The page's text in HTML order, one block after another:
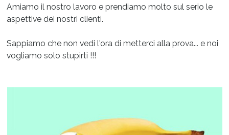
Amiamo il nostro lavoro e prendiamo molto sul serio le
aspettive dei nostri clienti.
Sappiamo che non vedi l'ora di metterci alla prova... e noi
vogliamo solo stupirti !!!